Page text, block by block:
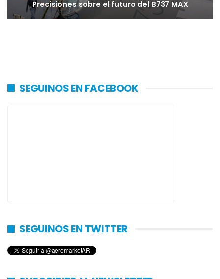
Precisiones sobre el futuro del B737 MAX
SEGUINOS EN FACEBOOK
SEGUINOS EN TWITTER